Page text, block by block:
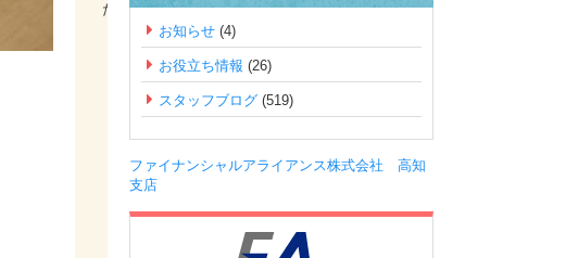
た。
お知らせ (4)
お役立ち情報 (26)
スタッフブログ (519)
ファイナンシャルアライアンス株式会社 高知
支店